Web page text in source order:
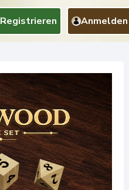
Registrieren Anmelden